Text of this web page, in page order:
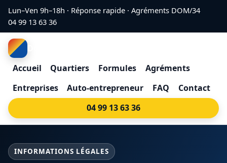
Aller au contenu
Lun–Ven 9h–18h · Réponse rapide · Agréments DOM/34
04 99 13 63 36
Accueil
Quartiers Formules
Agréments
Entreprises
Auto-entrepreneur FAQ
Contact
04 99 13 63 36
INFORMATIONS LÉGALES